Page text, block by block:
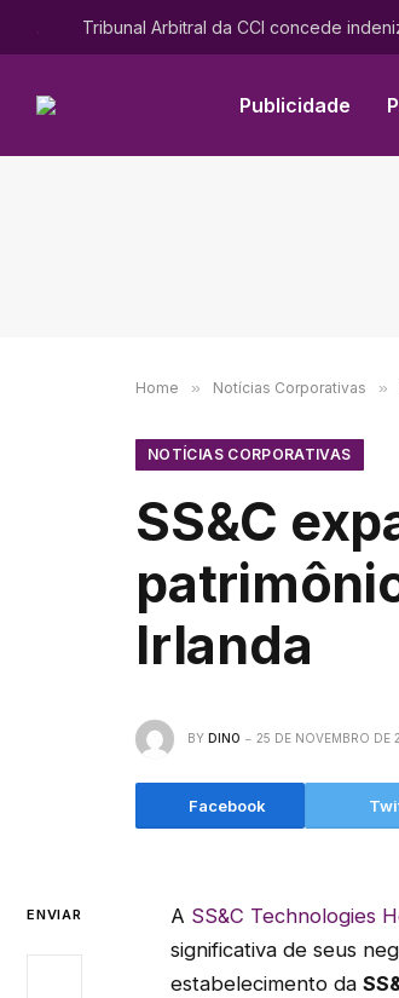
.
Publicidade
Home » Notícias Corporativas »
NOTÍCIAS CORPORATIVAS
SS&C
Irlanda
BY DINO 25 DE NOVEMBRO DE
Facebook
ENVIAR A SS&C Technologies
significativa de seus
estabelecimento da